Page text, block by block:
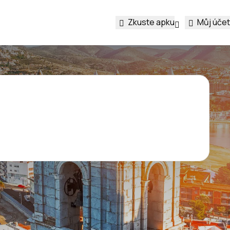
Zkuste apku Můj účet